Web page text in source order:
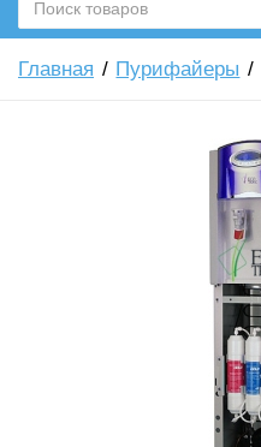
Главная Пурифайеры